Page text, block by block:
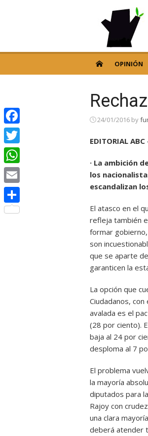
OPINIÓN
24/01/2016 by
EDITORIAL
· La ambición
los
escandalizan
El atasco en el
refleja también
formar
son
que se aparte
garanticen la
La opción que
Ciudadanos,
avalada es el
(28 por ciento).
baja al 24 por
desploma al 7
El problema
la mayoría
diputados para
Rajoy con
una clara
deberá atender
Facebook
Twitter
WhatsApp
Email
Compartir